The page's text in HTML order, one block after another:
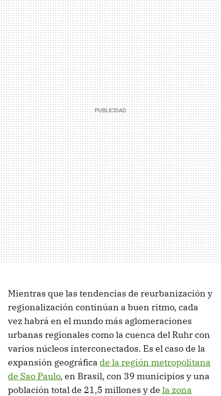
Mientras que las tendencias de reurbanización y
regionalización continúan a buen ritmo, cada
vez habrá en el mundo más aglomeraciones
urbanas regionales como la cuenca del Ruhr con
varios núcleos interconectados. Es el caso de la
expansión geográfica de la región metropolitana
de Sao Paulo, en Brasil, con 39 municipios y una
población total de 21,5 millones y de la zona